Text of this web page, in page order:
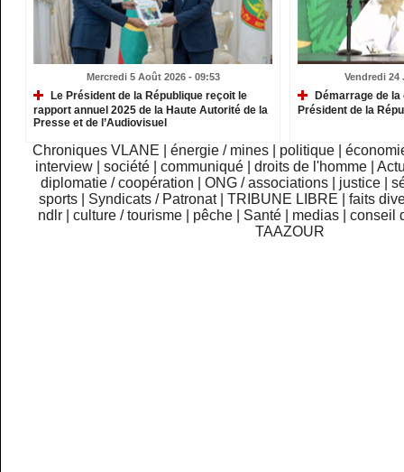
Mercredi 5 Août 2026 - 09:53
Le Président de la République reçoit le
rapport annuel 2025 de la Haute Autorité de la
Presse et de l’Audiovisuel
Vendredi 24
Démarrage de
Président de la
Chroniques VLANE énergie / mines politique
interview
|société |communiqué |droits de l'homme |
diplomatie / coopération
ONG / associations justice
sports
Syndicats / Patronat TRIBUNE LIBRE
faits
ndlr
|culture / tourisme pêche Santé medias |conseil
TAAZOUR